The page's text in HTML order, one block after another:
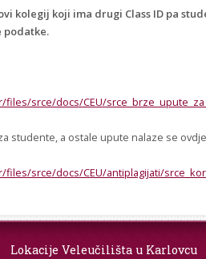
kolegij koji ima drugi Class ID pa
podatke.
srce/docs/CEU/
studente, a ostale upute nalaze se ovdje
srce/docs/CEU/antiplagijati/
Lokacije Veleučilišta u Karlovcu